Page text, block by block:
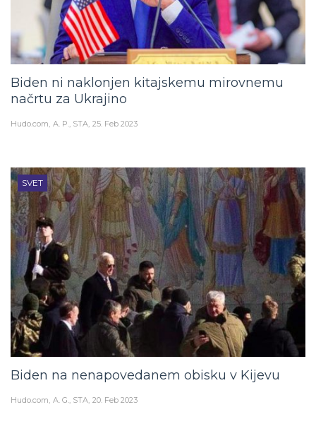
Biden ni naklonjen kitajskemu mirovnemu
načrtu za Ukrajino
Hudo.com A. P., STA 25. Feb 2023
SVET
Biden na nenapovedanem obisku v Kijevu
Hudo.com A. G., STA 20. Feb 2023